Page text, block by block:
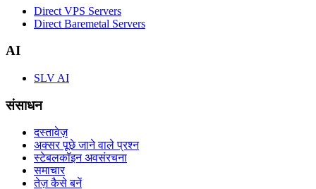
Direct VPS Servers
Direct Baremetal Servers
AI
SLV AI
संसाधन
दस्तावेज़
अक्सर पूछे जाने वाले प्रश्न
स्टेबलकॉइन अवसंरचना
समाचार
तेज़ कैसे बनें